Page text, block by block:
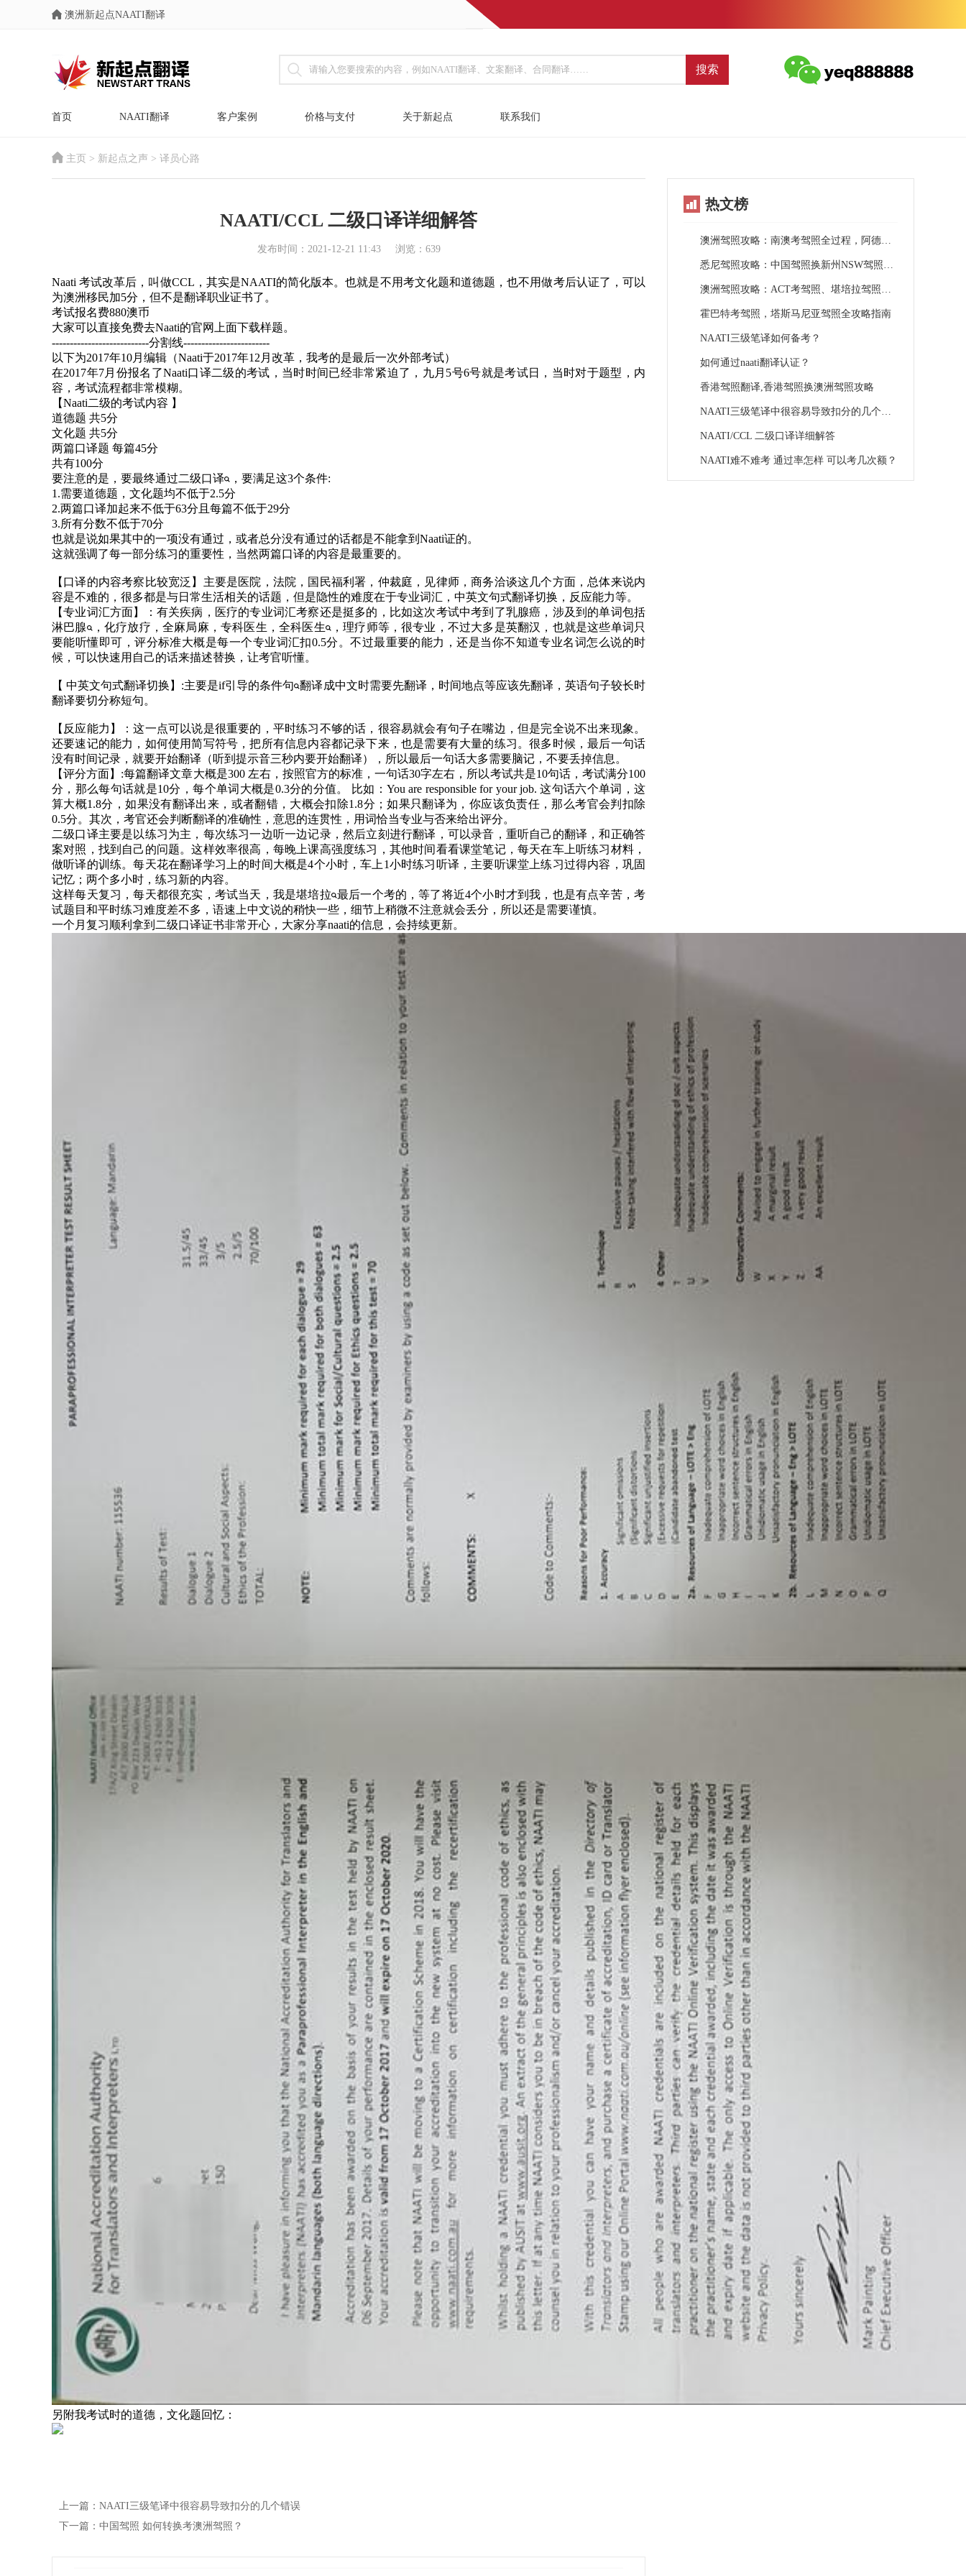
澳洲新起点NAATI翻译
搜索
首页 NAATI翻译 客户案例 价格与支付 关于新起点 联系我们
主页 > 新起点之声 > 译员心路
NAATI/CCL 二级口译详细解答
发布时间：2021-12-21 11:43 浏览： 639
Naati 考试改革后，叫做CCL，其实是NAATI的简化版本。也就是不用考文化题和道德题，也不用做考后认证了，可以
为澳洲移民加5分，但不是翻译职业证书了。
考试报名费880澳币
大家可以直接免费去Naati的官网上面下载样题。
---------------------------分割线------------------------
以下为2017年10月编辑（Naati于2017年12月改革，我考的是最后一次外部考试）
在2017年7月份报名了Naati口译二级的考试，当时时间已经非常紧迫了，九月5号6号就是考试日，当时对于题型，内
容，考试流程都非常模糊。
【Naati二级的考试内容 】
道德题 共5分
文化题 共5分
两篇口译题 每篇45分
共有100分
要注意的是，要最终通过二级口译
，要满足这3个条件:
1.需要道德题，文化题均不低于2.5分
2.两篇口译加起来不低于63分且每篇不低于29分
3.所有分数不低于70分
也就是说如果其中的一项没有通过，或者总分没有通过的话都是不能拿到Naati证的。
这就强调了每一部分练习的重要性，当然两篇口译的内容是最重要的。
【口译的内容考察比较宽泛】主要是医院，法院，国民福利署，仲裁庭，见律师，商务洽谈这几个方面，总体来说内
容是不难的，很多都是与日常生活相关的话题，但是隐性的难度在于专业词汇，中英文句式翻译切换，反应能力等。
【专业词汇方面】：有关疾病，医疗的专业词汇考察还是挺多的，比如这次考试中考到了乳腺癌，涉及到的单词包括
淋巴腺 ，化疗放疗，全麻局麻，专科医生， 全科医生 ，理疗师等，很专业，不过大多是英翻汉，也就是这些单词只
要能听懂即可，评分标准大概是每一个专业词汇扣0.5分。不过最重要的能力，还是当你不知道专业名词怎么说的时
候，可以快速用自己的话来描述替换，让考官听懂。
【 中英文句式翻译切换】:主要是if引导的条件句 翻译成中文时需要先翻译，时间地点等应该先翻译，英语句子较长时
翻译要切分称短句。
【反应能力】：这一点可以说是很重要的，平时练习不够的话，很容易就会有句子在嘴边，但是完全说不出来现象。
还要速记的能力，如何使用简写符号，把所有信息内容都记录下来，也是需要有大量的练习。很多时候，最后一句话
没有时间记录，就要开始翻译（听到提示音三秒内要开始翻译），所以最后一句话大多需要脑记，不要丢掉信息。
【评分方面】:每篇翻译文章大概是300 左右，按照官方的标准，一句话30字左右，所以考试共是10句话，考试满分100
分，那么每句话就是10分，每个单词大概是0.3分的分值。 比如：You are responsible for your job. 这句话六个单词，这
算大概1.8分，如果没有翻译出来，或者翻错，大概会扣除1.8分；如果只翻译为，你应该负责任，那么考官会判扣除
0.5分。其次，考官还会判断翻译的准确性，意思的连贯性，用词恰当专业与否来给出评分。
二级口译主要是以练习为主，每次练习一边听一边记录，然后立刻进行翻译，可以录音，重听自己的翻译，和正确答
案对照，找到自己的问题。这样效率很高，每晚上课高强度练习，其他时间看看课堂笔记，每天在车上听练习材料，
做听译的训练。每天花在翻译学习上的时间大概是4个小时，车上1小时练习听译，主要听课堂上练习过得内容，巩固
记忆；两个多小时，练习新的内容。
这样每天复习，每天都很充实，考试当天，我是堪培拉 最后一个考的，等了将近4个小时才到我，也是有点辛苦，考
试题目和平时练习难度差不多，语速上中文说的稍快一些，细节上稍微不注意就会丢分，所以还是需要谨慎。
一个月复习顺利拿到二级口译证书非常开心，大家分享naati的信息，会持续更新。
另附我考试时的道德，文化题回忆：
上一篇：NAATI三级笔译中很容易导致扣分的几个错误
下一篇：中国驾照 如何转换考澳洲驾照？
热文榜
澳洲驾照攻略：南澳考驾照全过程，阿德莱德驾照翻译指南
悉尼驾照攻略：中国驾照换新州NSW驾照全指南
澳洲驾照攻略：ACT考驾照、堪培拉驾照翻译全指南
霍巴特考驾照，塔斯马尼亚驾照全攻略指南
NAATI三级笔译如何备考？
如何通过naati翻译认证？
香港驾照翻译,香港驾照换澳洲驾照攻略
NAATI三级笔译中很容易导致扣分的几个错误
NAATI/CCL 二级口译详细解答
NAATI难不难考 通过率怎样 可以考几次额？